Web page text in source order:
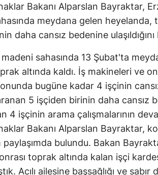
Bakanı Alparslan Bayraktar,
meydana gelen heyelanda,
daha cansız bedenine
sahasında 13 Şubat'ta
altında kaldı. İş makineleri ve
bugüne kadar 4 işçinin
5 işçiden birinin daha cansız
4 işçinin arama çalışmalarının
Bakanı Alparslan Bayraktar,
paylaşımda bulundu. Bakan
toprak altında kalan işçi
Acılı ailesine başsağlığı ve